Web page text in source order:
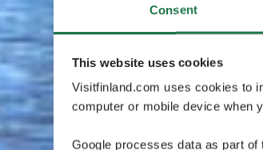
Consent
This website uses cookies
Visitfinland.com uses cookies to
computer or mobile device when
Google processes data as part